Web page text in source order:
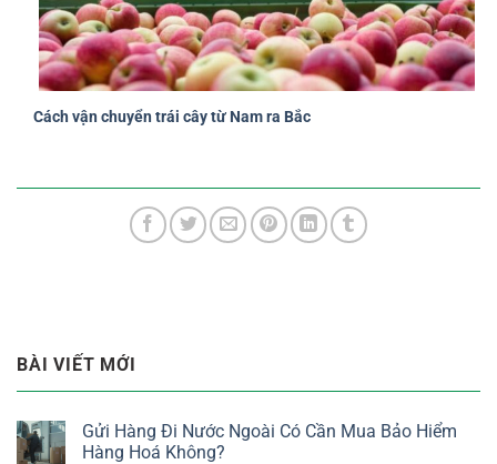
Cách vận chuyển trái cây từ Nam ra Bắc
BÀI VIẾT MỚI
Gửi Hàng Đi Nước Ngoài Có Cần Mua Bảo Hiểm
Hàng Hoá Không?